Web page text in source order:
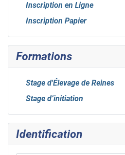
Inscription en Ligne
Inscription Papier
Formations
Stage d'Élevage de Reines
Stage d’initiation
Identification